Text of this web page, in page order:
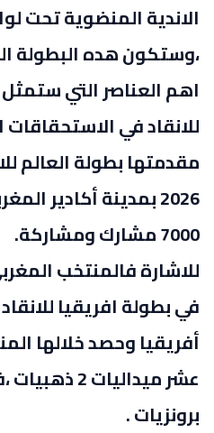
الاندية المنضوية تحت
،وستكون هده البطولة
اهم العناصر التي
للانقاد في
مقدمتها بطولة العالم
2026 بمدينة أكادير
7000 مشارك ومشاركة.
للاشارة فالمنتخب
في بطولة افريقيا
أفريقيا وحصد خلالها
برونزيات .